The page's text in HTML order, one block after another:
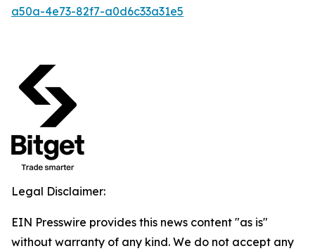
a50a-4e73-82f7-a0d6c33a31e5
Legal Disclaimer:
EIN Presswire provides this news content "as is"
without warranty of any kind. We do not accept any